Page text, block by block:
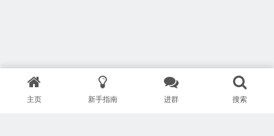
主页 新手指南 进群 搜索